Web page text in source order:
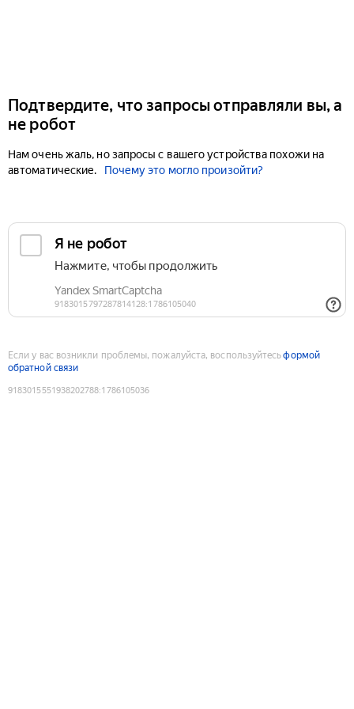
Подтвердите, что запросы отправляли вы, а
не робот
Нам очень жаль, но запросы с вашего устройства похожи на
автоматические.
Почему это могло произойти?
Если у вас возникли проблемы, пожалуйста, воспользуйтесьформой
обратной связи
9183015551938202788:1786105036